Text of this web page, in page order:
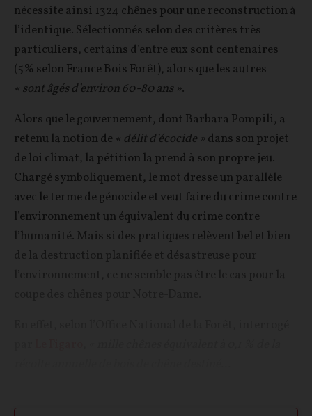
nécessite ainsi 1324 chênes pour une reconstruction à
l’identique. Sélectionnés selon des critères très
particuliers, certains d’entre eux sont centenaires
(5% selon France Bois Forêt), alors que les autres
« sont âgés d’environ 60-80 ans ».
Alors que le gouvernement, dont Barbara Pompili, a
retenu la notion de « délit d’écocide »dans son projet
de loi climat, la pétition la prend à son propre jeu.
Chargé symboliquement, le mot dresse un parallèle
avec le terme de génocide et veut faire du crime contre
l’environnement un équivalent du crime contre
l’humanité. Mais si des pratiques relèvent bel et bien
de la destruction planifiée et désastreuse pour